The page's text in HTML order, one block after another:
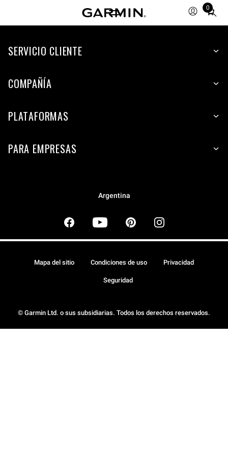
0
Total
items
cart:
SERVICIO CLIENTE
COMPAÑÍA
PLATAFORMAS
PARA EMPRESAS
Argentina
© Garmin Ltd. o sus subsidiarias. Todos los derechos reservados.
Mapa del sitio Condiciones de uso Privacidad
Seguridad